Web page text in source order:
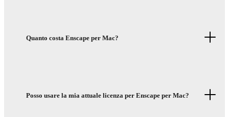
Quanto costa Enscape per Mac?
Posso usare la mia attuale licenza per Enscape per Mac?